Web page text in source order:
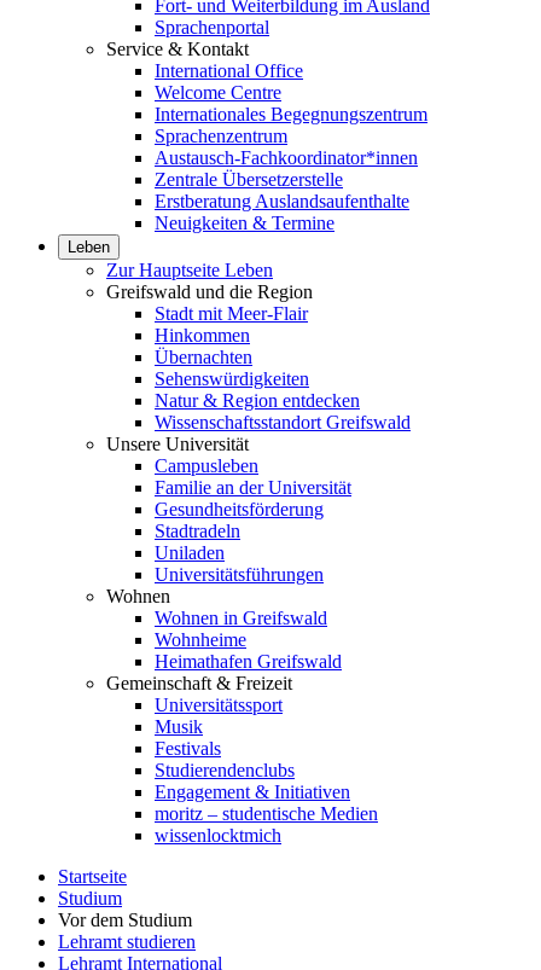
Fort- und Weiterbildung im Ausland
Sprachenportal
Service & Kontakt
International Office
Welcome Centre
Internationales Begegnungszentrum
Sprachenzentrum
Austausch-Fachkoordinator*innen
Zentrale Übersetzerstelle
Erstberatung Auslandsaufenthalte
Neuigkeiten & Termine
Leben
Zur Hauptseite Leben
Greifswald und die Region
Stadt mit Meer-Flair
Hinkommen
Übernachten
Sehenswürdigkeiten
Natur & Region entdecken
Wissenschaftsstandort Greifswald
Unsere Universität
Campusleben
Familie an der Universität
Gesundheitsförderung
Stadtradeln
Uniladen
Universitätsführungen
Wohnen
Wohnen in Greifswald
Wohnheime
Heimathafen Greifswald
Gemeinschaft & Freizeit
Universitätssport
Musik
Festivals
Studierendenclubs
Engagement & Initiativen
moritz – studentische Medien
wissenlocktmich
Startseite
Studium
Vor dem Studium
Lehramt studieren
Lehramt International